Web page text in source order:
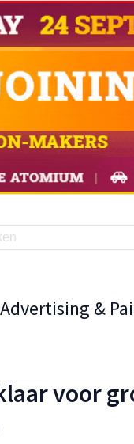
Advertising &
voor